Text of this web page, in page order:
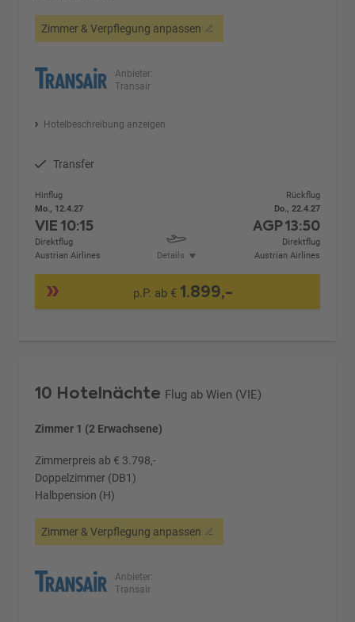
Zimmer & Verpflegung anpassen
Anbieter:
Transair
Hotelbeschreibung anzeigen
Transfer
Hinflug
Mo., 12.4.27
VIE10:15
Direktflug
Austrian Airlines
Details
Rückflug
Do., 22.4.27
AGP13:50
Direktflug
Austrian Airlines
p.P. ab €1.899,-
10 Hotelnächte Flug ab Wien (VIE)
Zimmer 1 (2 Erwachsene)
Zimmerpreis ab € 3.798,-
Doppelzimmer (DB1)
Halbpension (H)
Zimmer & Verpflegung anpassen
Anbieter:
Transair